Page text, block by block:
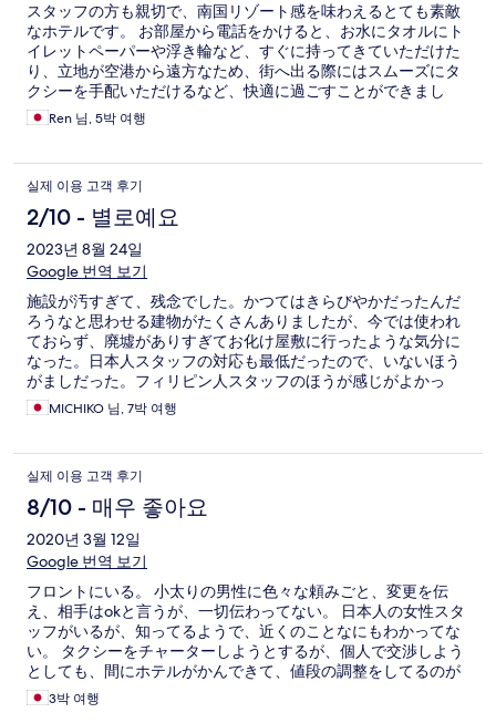
スタッフの方も親切で、南国リゾート感を味わえるとても素敵
なホテルです。 お部屋から電話をかけると、お水にタオルにト
イレットペーパーや浮き輪など、すぐに持ってきていただけた
り、立地が空港から遠方なため、街へ出る際にはスムーズにタ
クシーを手配いただけるなど、快適に過ごすことができまし
た。 施設の使い勝手ですが、こちらは可もなく不可もなくとな
ります。 高級ホテルといえども、やはりそこはフィリピン、お
よっては弱く感じるなど、所々で改善点もあるのが現状です。
施設周辺のエリアにおいては、正直何もなく、ショッピングや
アクティビティができる場所まではかなり遠いです。 ここはプ
ルクラ唯一の目立つ難点です。 ただ、ハネムーン旅行や大人旅
など、ゆったり落ち着いた空間を求める方にとっては適してい
るかもしれません。 最後にチコ(まちこ？)ちゃんというヌコが
おりますが、この子は超絶可愛いです。 ぜひ一度触れ合ってみ
てください！
Ren 님, 5박 여행
실제 이용 고객 후기
2/10 - 별로예요
2023년 8월 24일
Google 번역 보기
施設が汚すぎて、残念でした。かつてはきらびやかだったんだ
ろうなと思わせる建物がたくさんありましたが、今では使われ
ておらず、廃墟がありすぎてお化け屋敷に行ったような気分に
なった。日本人スタッフの対応も最低だったので、いないほう
がましだった。フィリピン人スタッフのほうが感じがよかっ
た。二度と行きません、あんなホテル。
MICHIKO 님, 7박 여행
실제 이용 고객 후기
8/10 - 매우 좋아요
2020년 3월 12일
Google 번역 보기
フロントにいる。 小太りの男性に色々な頼みごと、変更を伝
え、相手はokと言うが、一切伝わってない。 日本人の女性スタ
ッフがいるが、知ってるようで、近くのことなにもわかってな
い。 タクシーをチャーターしようとするが、個人で交渉しよう
としても、間にホテルがかんできて、値段の調整をしてるのが
うざい。 タクシーにきくと、仕事をいつももらってるから、ホ
テルの言うこと、むげにできないらしい。 リピートはないと思
3박 여행